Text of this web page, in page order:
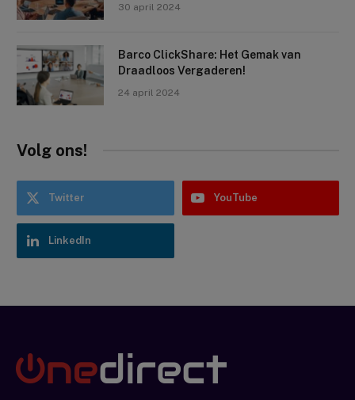
30 april 2024
Barco ClickShare: Het Gemak van
Draadloos Vergaderen!
24 april 2024
Volg ons!
Twitter YouTube
LinkedIn